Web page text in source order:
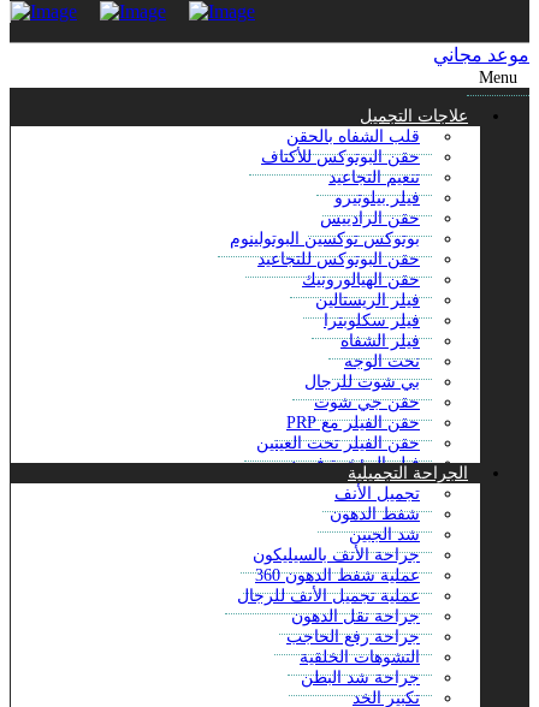
موعد مجاني
Menu
علاجات التجميل
قلب الشفاه بالحقن
حقن البوتوكس للأكتاف
تنعيم التجاعيد
فيلر بيلوتيرو
حقن الرادييس
بوتوكس توكسين البوتولينوم
حقن البوتوكس للتجاعيد
حقن الهيالورونيك
فيلر الريستالين
فيلر سكلوبترا
فيلر الشفاه
نحت الوجه
بي شوت للرجال
حقن جي شوت
حقن الفيلر مع PRP
حقن الفيلر تحت العينين
فيلر المؤخرة في دبي
حقن فيلر الفكين
تراب توكس دبي
حقن مونجارو في دبي
باربي آرمز مع البوتوكس
حشو اليكسين
حقن الجلوتاثيون الوريدي في دبي
بوتوكس تحت الإبط في دبي
حقن الماكرولين
محلول الطاقة الوريدي
حقن أكواليكس – إزالة الدهون دبي
شد الوجه 8 نقاط مع الجوفيديرم
الجراحة التجميلية
تجميل الأنف
شفط الدهون
شد الجبين
جراحة الأنف بالسيليكون
عملية شفط الدهون 360
عملية تجميل الأنف للرجال
جراحة نقل الدهون
جراحة رفع الحاجب
التشوهات الخلقية
جراحة شد البطن
تكبير الخد